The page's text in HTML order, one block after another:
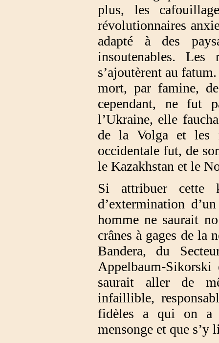
plus, les
révolutionnaires
adapté à des
insoutenables. Les
s’ajoutèrent au
mort, par famine,
cependant, ne fut
l’Ukraine, elle
de la Volga et les
occidentale fut, de
le Kazakhstan et le
Si attribuer cette
d’extermination
homme ne saurait
crânes à gages de la
Bandera, du
Appelbaum-
saurait aller de
infaillible,
fidèles a qui on a
mensonge et que s’y